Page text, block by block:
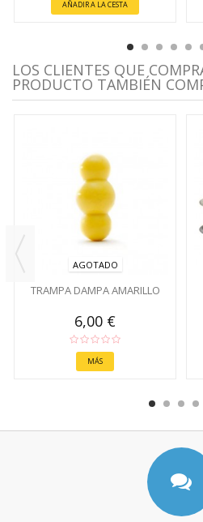
AÑADIR A LA CESTA
LOS CLIENTES QUE
PRODUCTO TAMBIÉN
AGOTADO
TRAMPA DAMPA AMARILLO
6,00 €
MÁS